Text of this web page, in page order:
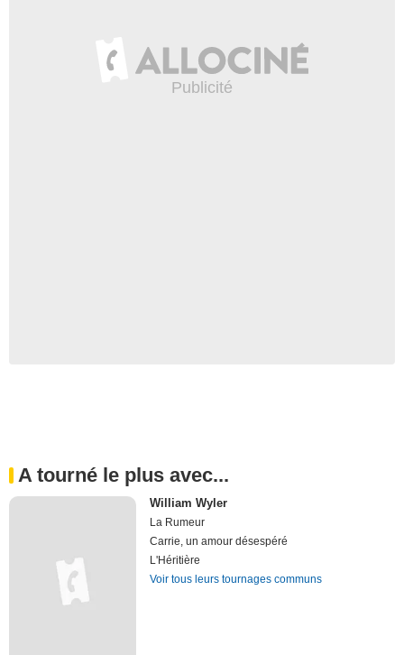
A tourné le plus avec...
William Wyler
La Rumeur
Carrie, un amour désespéré
L'Héritière
Voir tous leurs tournages communs